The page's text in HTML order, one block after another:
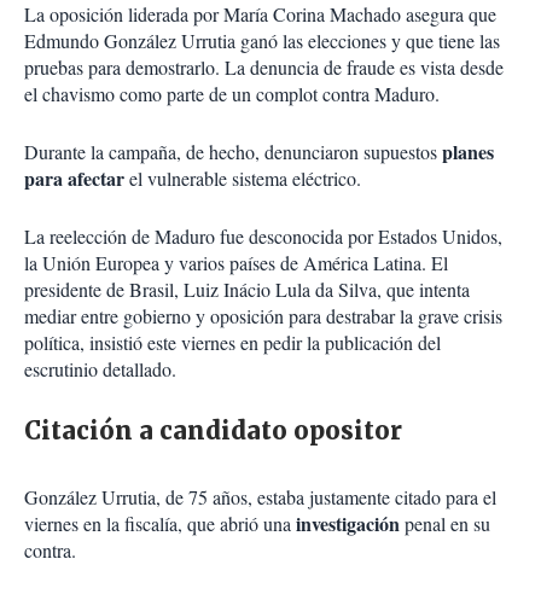
La oposición liderada por María Corina Machado asegura que
Edmundo González Urrutia ganó las elecciones y que tiene las
pruebas para demostrarlo. La denuncia de fraude es vista desde
el chavismo como parte de un complot contra Maduro.
Durante la campaña, de hecho, denunciaron supuestosplanes
para afectarel vulnerable sistema eléctrico.
La reelección de Maduro fue desconocida por Estados Unidos,
la Unión Europea y varios países de América Latina. El
presidente de Brasil, Luiz Inácio Lula da Silva, que intenta
mediar entre gobierno y oposición para destrabar la grave crisis
política, insistió este viernes en pedir la publicación del
escrutinio detallado.
Citación a candidato opositor
González Urrutia, de 75 años, estaba justamente citado para el
viernes en la fiscalía, que abrió unainvestigaciónpenal en su
contra.